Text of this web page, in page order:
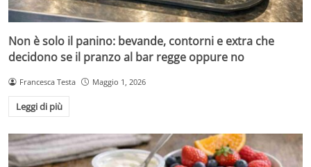
Non è solo il panino: bevande, contorni e extra che
decidono se il pranzo al bar regge oppure no
Francesca Testa Maggio 1, 2026
Leggi di più